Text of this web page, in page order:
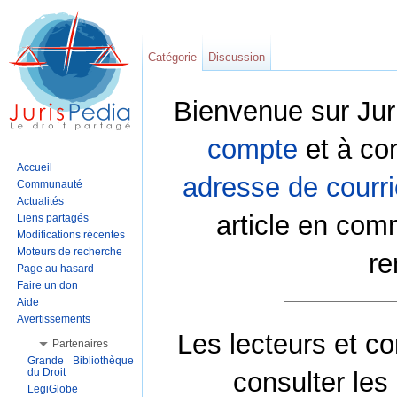
Bienvenue sur
compte et à
adresse de
article en
Les lecteurs et
consulter les
Catégorie Discussion
Accueil
Communauté
Actualités
Liens partagés
Modifications récentes
Moteurs de recherche
Page au hasard
Faire un don
Aide
Avertissements
Partenaires
Grande Bibliothèque
du Droit
LegiGlobe